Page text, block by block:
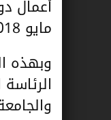
مايو 2018، طرابلس عاصمة للإعلام العربي للفترة (2019 – 2020).
وبهذه